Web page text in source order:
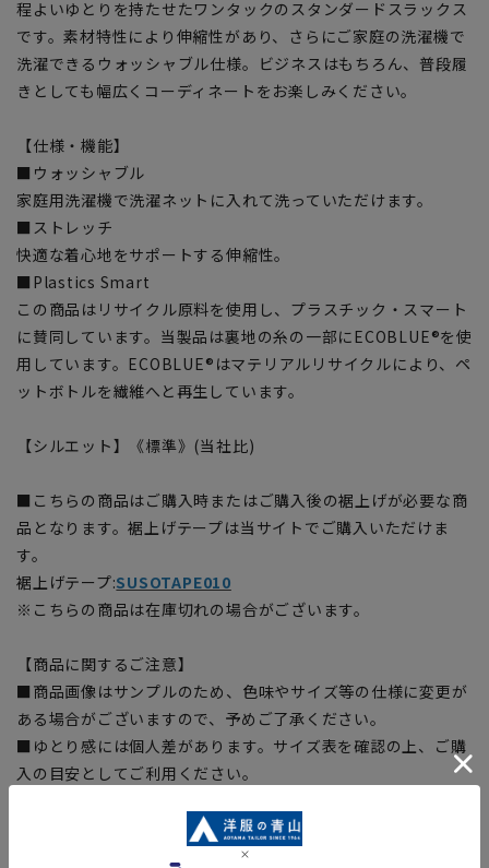
程よいゆとりを持たせたワンタックのスタンダードスラックス
です。素材特性により伸縮性があり、さらにご家庭の洗濯機で
洗濯できるウォッシャブル仕様。ビジネスはもちろん、普段履
きとしても幅広くコーディネートをお楽しみください。
【仕様・機能】
■ウォッシャブル
家庭用洗濯機で洗濯ネットに入れて洗っていただけます。
■ストレッチ
快適な着心地をサポートする伸縮性。
■Plastics Smart
この商品はリサイクル原料を使用し、プラスチック・スマート
に賛同しています。当製品は裏地の糸の一部にECOBLUE®を使
用しています。ECOBLUE®はマテリアルリサイクルにより、ペ
ットボトルを繊維へと再生しています。
【シルエット】《標準》(当社比)
■こちらの商品はご購入時またはご購入後の裾上げが必要な商
品となります。裾上げテープは当サイトでご購入いただけま
す。
裾上げテープ:SUSOTAPE010
※こちらの商品は在庫切れの場合がございます。
【商品に関するご注意】
■商品画像はサンプルのため、色味やサイズ等の仕様に変更が
ある場合がございますので、予めご了承ください。
■ゆとり感には個人差があります。サイズ表を確認の上、ご購
入の目安としてご利用ください。
干の誤差が生じる場合がございます。予めご了承ください。
■サイズスペックは仕上がりサイズを記載しております。一